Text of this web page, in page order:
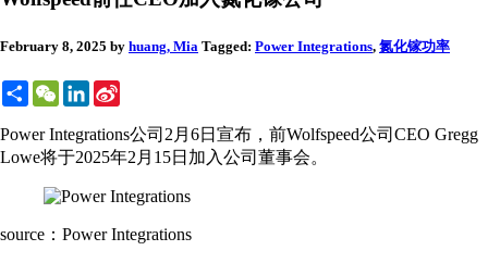
February 8, 2025 by huang, Mia Tagged: Power Integrations, 氮化镓功率
ShareWeChatLinkedIn
Power Integrations公司2月6日宣布，前Wolfspeed公司CEO Gregg
Lowe将于2025年2月15日加入公司董事会。
source：Power Integrations